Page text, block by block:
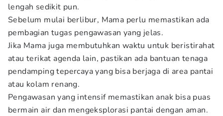
lengah sedikit pun.
Sebelum mulai berlibur, Mama perlu memastikan ada
pembagian tugas pengawasan yang jelas.
Jika Mama juga membutuhkan waktu untuk beristirahat
atau terikat agenda lain, pastikan ada bantuan tenaga
pendamping tepercaya yang bisa berjaga di area pantai
atau kolam renang.
Pengawasan yang intensif memastikan anak bisa puas
bermain air dan mengeksplorasi pantai dengan aman.